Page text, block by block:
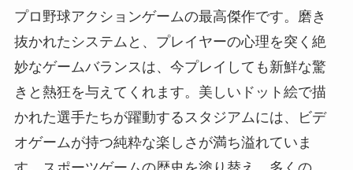
プロ野球アクションゲームの最高傑作です。磨き
抜かれたシステムと、プレイヤーの心理を突く絶
妙なゲームバランスは、今プレイしても新鮮な驚
きと熱狂を与えてくれます。美しいドット絵で描
かれた選手たちが躍動するスタジアムには、ビデ
オゲームが持つ純粋な楽しさが満ち溢れていま